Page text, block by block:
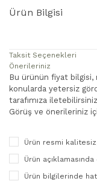
Ürün Bilgisi
Taksit Seçenekleri
Önerileriniz
Bu ürünün fiyat bilgisi,
konularda yetersiz
tarafımıza
Görüş ve önerileriniz
Ürün resmi
Ürün
Ürün bilgilerinde